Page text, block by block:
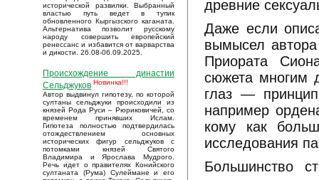
исторической развилки. Выбранный
властью путь ведет в тупик
обновленного Кыргызского каганата.
Альтернатива позволит русскому
народу совершить европейский
ренессанс и избавится от варварства
и дикости. 26.08-06.09.2025.
Происхождение династии
Сельджуков Новинка!!!
Автор выдвинул гипотезу, по которой
султаны сельджуки происходили из
князей Рода Руси – Рюриковичей, со
временем принявших Ислам.
Гипотеза полностью подтвердилась
отождествлением основных
исторических фигур сельджуков с
потомками князей Святого
Владимира и Ярослава Мудрого.
Речь идет о правителях Конийского
султаната (Рума) Сулеймане и его
древние
Даже если
вымысел
Приората
сюжета многим
глаз —
например
кому как
исследования
Большинство